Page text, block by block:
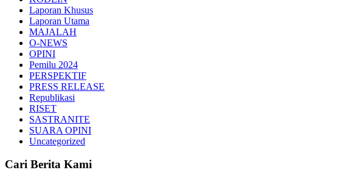
Laporan Khusus
Laporan Utama
MAJALAH
O-NEWS
OPINI
Pemilu 2024
PERSPEKTIF
PRESS RELEASE
Republikasi
RISET
SASTRANITE
SUARA OPINI
Uncategorized
Cari Berita Kami